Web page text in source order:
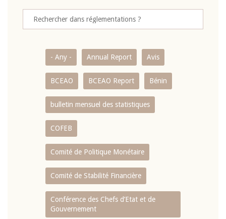
- Any - Annual Report Avis
BCEAO BCEAO Report Bénin
bulletin mensuel des statistiques
COFEB
Comité de Politique Monétaire
Comité de Stabilité Financière
Conférence des Chefs d’Etat et de
Gouvernement